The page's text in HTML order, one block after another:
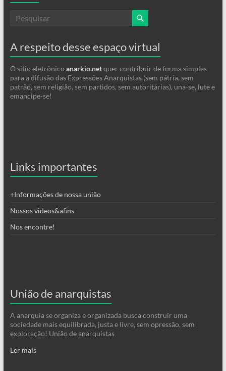
A respeito desse espaço virtual
O sitio eletrônico anarkio.netquer contribuir de forma simples
para a difusão das Expressões Anarquistas (sem pátria, sem
patrão, sem religião, sem partidos, sem autoritárias), una-se, lute e
emancipe-se!
Links importantes
+Informações de nossa união
Nossos videos&afins
Nos encontre!
União de anarquistas
A anarquia se organiza e organizada busca construir uma
sociedade mais equilibrada, justa e livre, sem opressão, sem
exploração! União de anarquistas
Ler mais